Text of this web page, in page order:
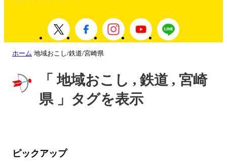
ホーム 地域おこし/鉄道/宮崎県
「 地域おこし , 鉄道 , 宮崎
県 」タグを表示
ピックアップ